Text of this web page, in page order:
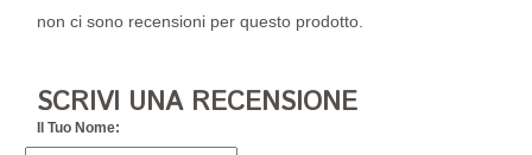
non ci sono recensioni per questo prodotto.
SCRIVI UNA RECENSIONE
Il Tuo Nome: